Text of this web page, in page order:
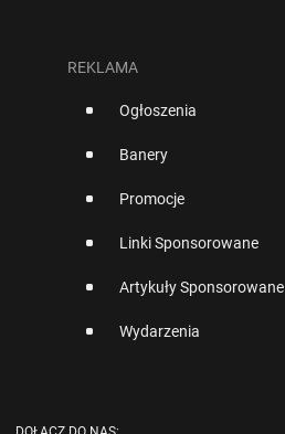
REKLAMA
Ogłoszenia
Banery
Promocje
Linki Sponsorowane
Artykuły Sponsorowane
Wydarzenia